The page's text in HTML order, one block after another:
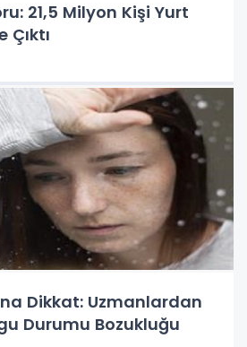
21,5 Milyon Kişi Yurt
Dikkat: Uzmanlardan
Durumu Bozukluğu